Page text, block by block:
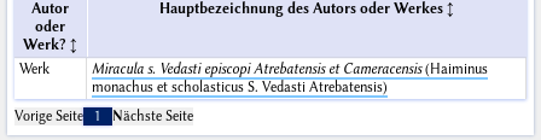
Autor
oder
Werk?
Hauptbezeichnung des Autors oder Werkes
Werk Miracula s. Vedasti episcopi Atrebatensis et Cameracensis(Haiminus
monachus et scholasticus S. Vedasti Atrebatensis)
Vorige Seite
1 Nächste Seite